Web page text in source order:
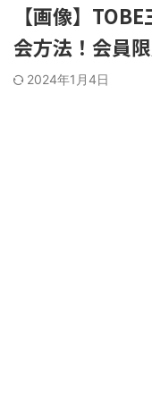
【画像】
会方法！会員
2024年1月4日